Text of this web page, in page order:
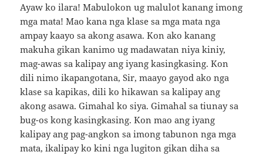
Ayaw ko ilara! Mabulokon ug malulot kanang imong
mga mata! Mao kana nga klase sa mga mata nga
ampay kaayo sa akong asawa. Kon ako kanang
makuha gikan kanimo ug madawatan niya kiniy,
mag-awas sa kalipay ang iyang kasingkasing. Kon
dili nimo ikapangotana, Sir, maayo gayod ako nga
klase sa kapikas, dili ko hikawan sa kalipay ang
akong asawa. Gimahal ko siya. Gimahal sa tiunay sa
bug-os kong kasingkasing. Kon mao ang iyang
kalipay ang pag-angkon sa imong tabunon nga mga
mata, ikalipay ko kini nga lugiton gikan diha sa